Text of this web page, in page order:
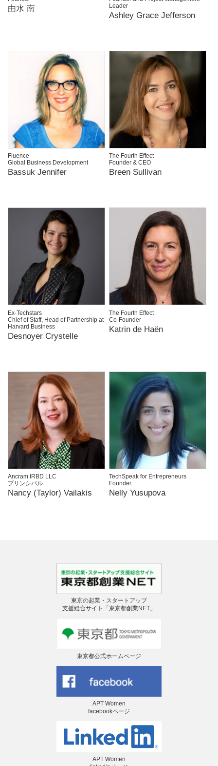
由水 南
Leader
Ashley Grace Jefferson
Fluence
Global Business Development
Bassuk Jennifer
The Fourth Effect
Founder & CEO
Breen Sullivan
Ex-Techstars
Chief of Staff, Head of Partnership at
Harvard Business
Desnoyer Crystelle
The Fourth Effect
Co-Founder
Katrin de Haën
Ancram IRBD LLC
プリンシパル
Nancy (Taylor) Vailakis
TechSpeak for Entrepreneurs
Founder
Nelly Yusupova
東京の起業・スタートアップ
支援総合サイト「東京都創業NET」
東京都公式ホームページ
APT Women
facebookページ
APT Women